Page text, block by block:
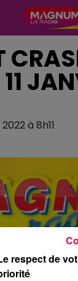
à 8h11
respect de